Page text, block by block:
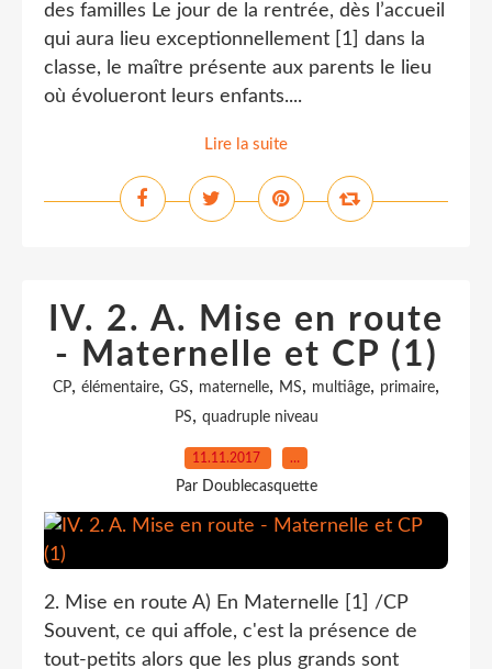
des familles Le jour de la rentrée, dès l’accueil
qui aura lieu exceptionnellement [1] dans la
classe, le maître présente aux parents le lieu
où évolueront leurs enfants....
Lire la suite
IV. 2. A. Mise en route
- Maternelle et CP (1)
CP, élémentaire, GS, maternelle, MS, multiâge, primaire,
PS, quadruple niveau
11.11.2017 …
Par Doublecasquette
2. Mise en route A) En Maternelle [1] /CP
Souvent, ce qui affole, c'est la présence de
tout-petits alors que les plus grands sont